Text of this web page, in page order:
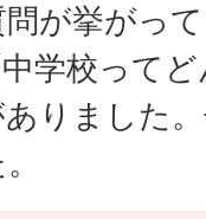
が挙がっ
学校って
りました